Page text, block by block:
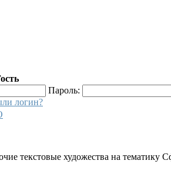
Пароль:
логин?
текстовые художества на тематику